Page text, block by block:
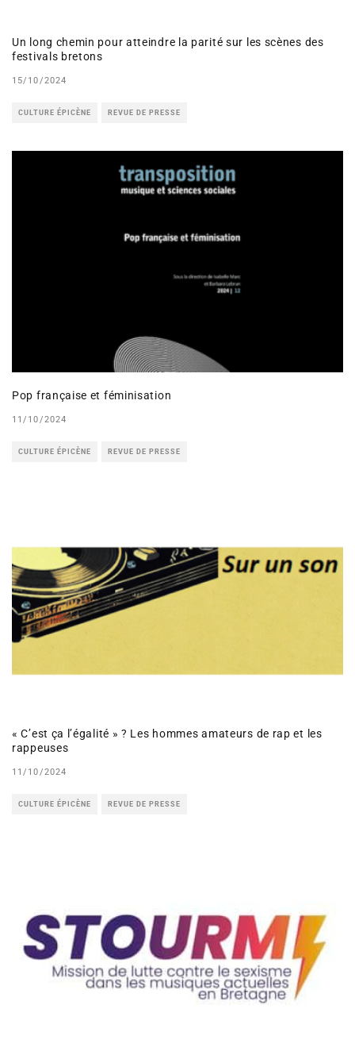
Un long chemin pour atteindre la parité sur les scènes des
festivals bretons
15/10/2024
CULTURE ÉPICÈNE REVUE DE PRESSE
Pop française et féminisation
11/10/2024
CULTURE ÉPICÈNE REVUE DE PRESSE
« C’est ça l’égalité » ? Les hommes amateurs de rap et les
rappeuses
11/10/2024
CULTURE ÉPICÈNE REVUE DE PRESSE